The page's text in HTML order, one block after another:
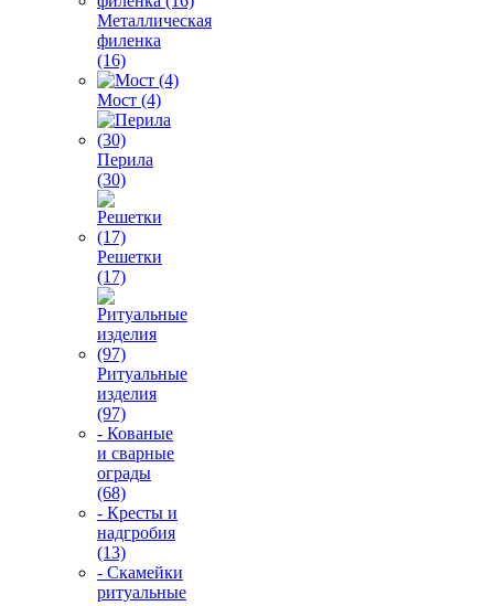
Металлическая
филенка
(16)
Мост (4)
Перила
(30)
Решетки
(17)
Ритуальные
изделия
(97)
- Кованые
и сварные
ограды
(68)
- Кресты и
надгробия
(13)
- Скамейки
ритуальные